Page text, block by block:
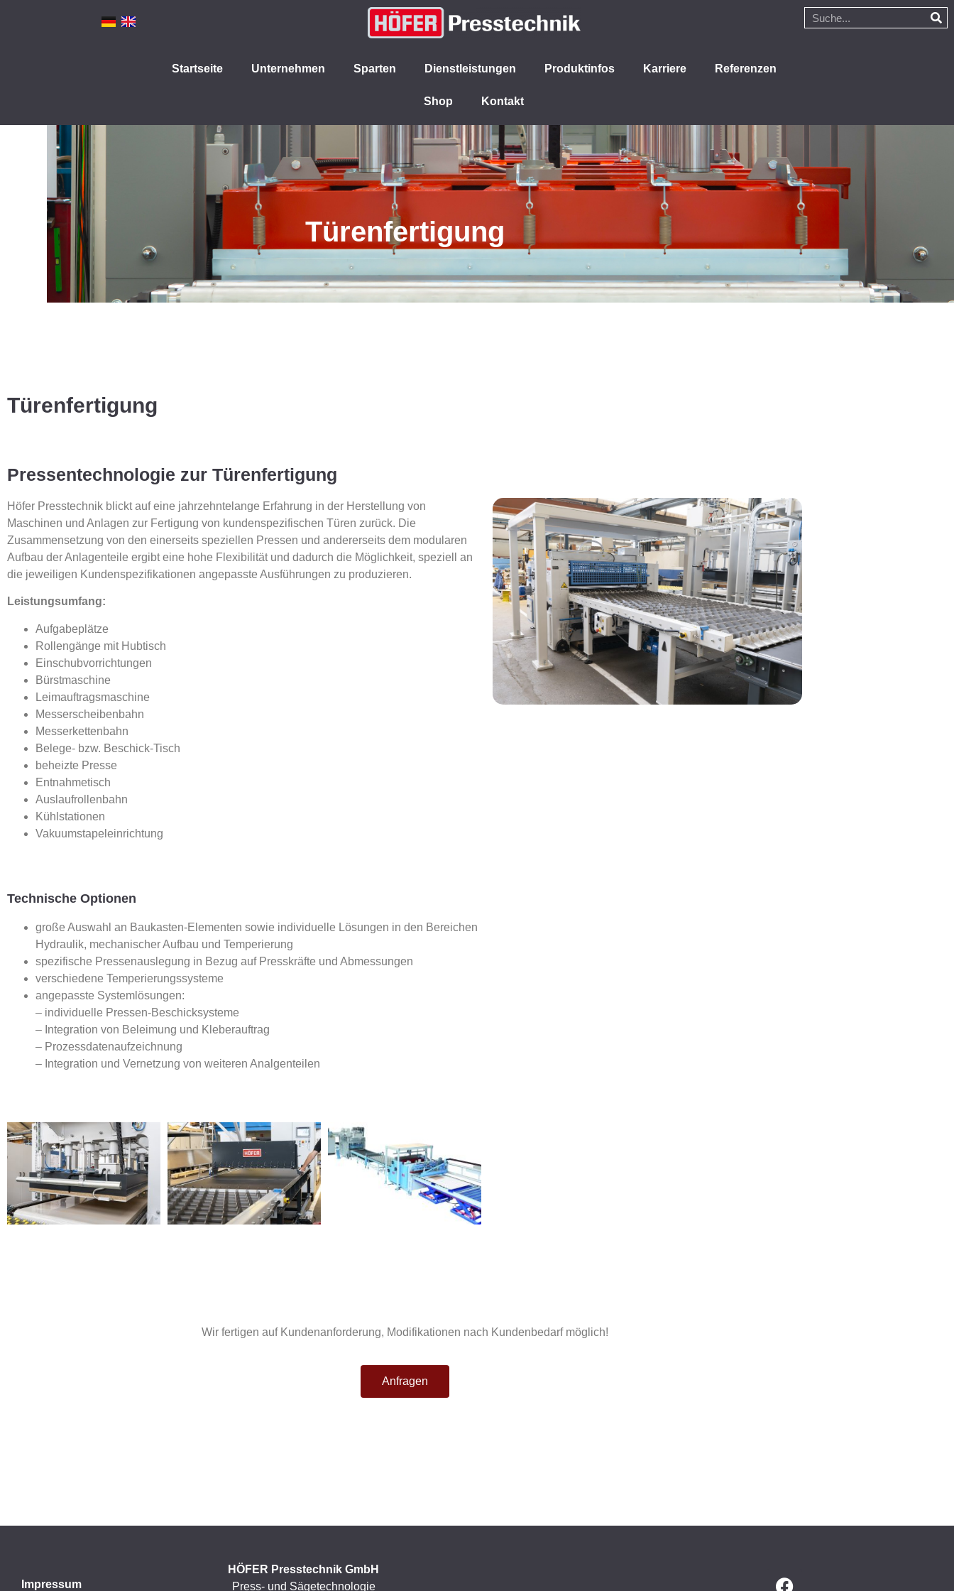
Startseite Unternehmen Sparten Dienstleistungen Produktinfos Karriere Referenzen
Shop Kontakt
Türenfertigung
Türenfertigung
Pressentechnologie zur Türenfertigung
Höfer Presstechnik blickt auf eine jahrzehntelange Erfahrung in der Herstellung von
Maschinen und Anlagen zur Fertigung von kundenspezifischen Türen zurück. Die
Zusammensetzung von den einerseits speziellen Pressen und andererseits dem modularen
Aufbau der Anlagenteile ergibt eine hohe Flexibilität und dadurch die Möglichkeit, speziell an
die jeweiligen Kundenspezifikationen angepasste Ausführungen zu produzieren.
Leistungsumfang:
Aufgabeplätze
Rollengänge mit Hubtisch
Einschubvorrichtungen
Bürstmaschine
Leimauftragsmaschine
Messerscheibenbahn
Messerkettenbahn
Belege- bzw. Beschick-Tisch
beheizte Presse
Entnahmetisch
Auslaufrollenbahn
Kühlstationen
Vakuumstapeleinrichtung
Technische Optionen
große Auswahl an Baukasten-Elementen sowie individuelle Lösungen in den Bereichen
Hydraulik, mechanischer Aufbau und Temperierung
spezifische Pressenauslegung in Bezug auf Presskräfte und Abmessungen
verschiedene Temperierungssysteme
angepasste Systemlösungen:
– individuelle Pressen-Beschicksysteme
– Integration von Beleimung und Kleberauftrag
– Prozessdatenaufzeichnung
– Integration und Vernetzung von weiteren Analgenteilen
Wir fertigen auf Kundenanforderung, Modifikationen nach Kundenbedarf möglich!
Anfragen
Impressum
HÖFER Presstechnik GmbH
Press- und Sägetechnologie